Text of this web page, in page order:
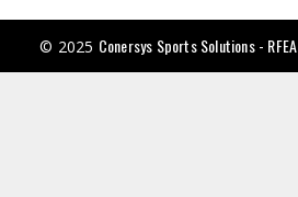
© 2025 Conersys Sports Solutions - RFEA